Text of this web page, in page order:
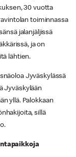
30 vuotta
toiminnassa
jalanjäljissä
ja on
lähtien.
Jyväskylässä
Jyväskylään
yllä. Palokkaan
sillä